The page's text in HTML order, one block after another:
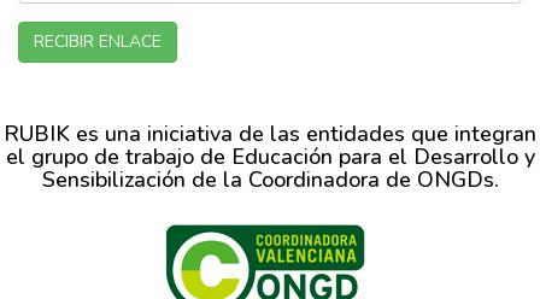
RECIBIR ENLACE
RUBIK es una iniciativa de las entidades que integran
el grupo de trabajo de Educación para el Desarrollo y
Sensibilización de la Coordinadora de ONGDs.